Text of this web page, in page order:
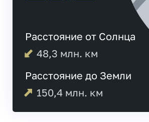
Расстояние от Солнца
48,3 млн. км
Расстояние до Земли
150,4 млн. км